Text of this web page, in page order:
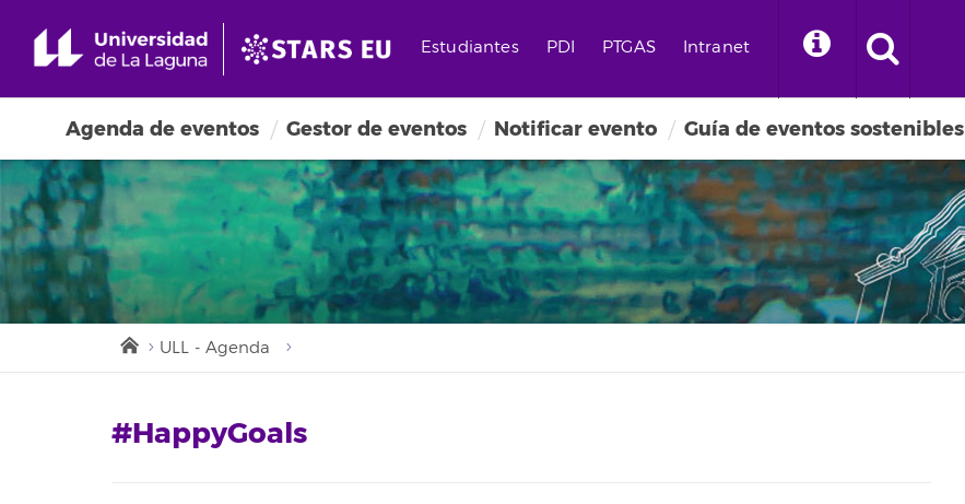
Estudiantes PDI PTGAS Intranet
Agenda de eventos Gestor de eventos Notificar evento Guía de eventos sostenibles
ULL - Agenda
#HappyGoals